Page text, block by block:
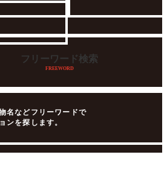
フリーワード検索
FREEWORD
名などフリーワードで
ンを探します。